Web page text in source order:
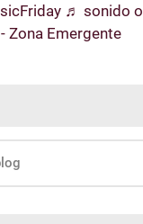
♬ sonido
- Zona Emergente